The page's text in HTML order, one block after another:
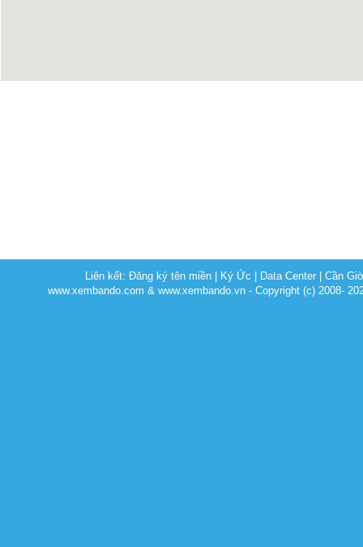
Liên kết:Đăng ký tên miền Ký Ức Data Center |Cần
www.xembando.com & www.xembando.vn - Copyright (c) 2008-